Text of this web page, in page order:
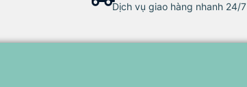
Dịch vụ giao hàng nhanh 24/7